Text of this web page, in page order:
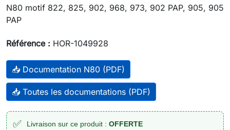
N80 motif 822, 825, 902, 968, 973, 902 PAP, 905, 905
PAP
Référence : HOR-1049928
📥 Documentation N80 (PDF)
📥 Toutes les documentations (PDF)
✅ Livraison sur ce produit : OFFERTE